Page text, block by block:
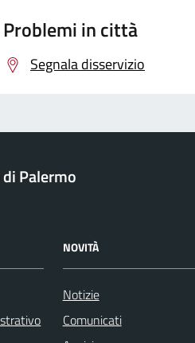
Problemi in città
Segnala disservizio
Palermo
NOVITÀ
Notizie
Comunicati